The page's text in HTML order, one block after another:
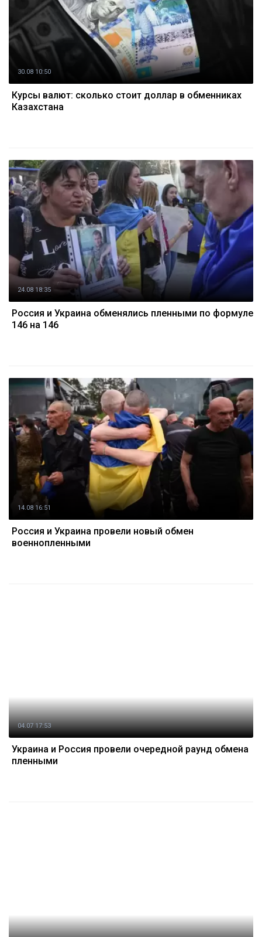
30.08 10:50
Курсы валют: сколько стоит доллар в обменниках
Казахстана
24.08 18:35
Россия и Украина обменялись пленными по формуле
146 на 146
14.08 16:51
Россия и Украина провели новый обмен
военнопленными
04.07 17:53
Украина и Россия провели очередной раунд обмена
пленными